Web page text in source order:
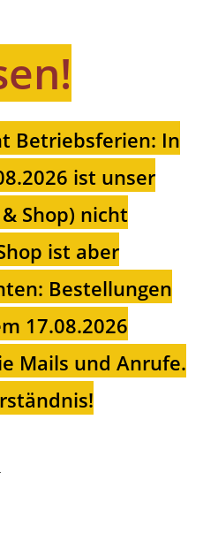
Betriebsferien: In
ist unser
Shop) nicht
ist aber
Bestellungen
17.08.2026
Mails und Anrufe.